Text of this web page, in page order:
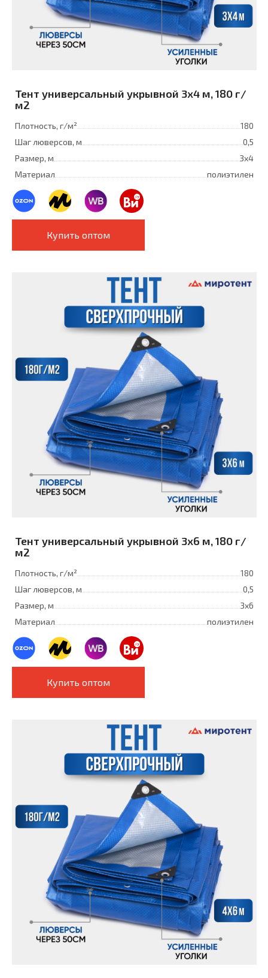
Тент универсальный укрывной 3x4 м, 180 г/
м2
Плотность, г/м²
180
Шаг люверсов, м
0,5
Размер, м
3х4
Материал
полиэтилен
Купить оптом
Тент универсальный укрывной 3x6 м, 180 г/
м2
Плотность, г/м²
180
Шаг люверсов, м
0,5
Размер, м
3х6
Материал
полиэтилен
Купить оптом